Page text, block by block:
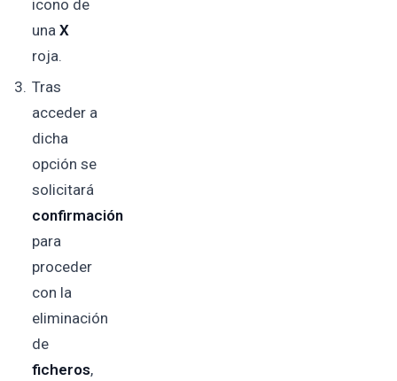
icono de
unaX
roja.
Tras
acceder a
dicha
opción se
solicitará
confirmación
para
proceder
con la
eliminación
de
ficheros,